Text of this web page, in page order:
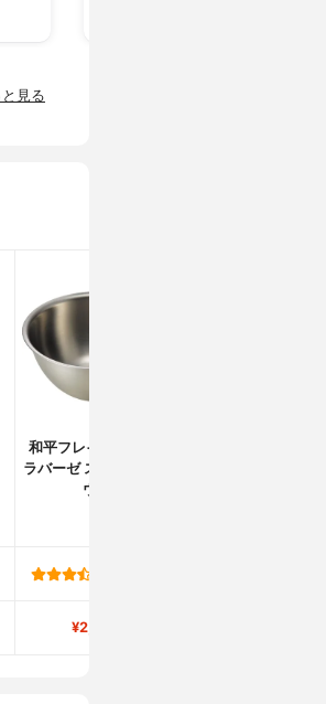
見る
和平フレイズ(FREIZ)
ラバーゼ ステンレスボ
ウル
¥2,300